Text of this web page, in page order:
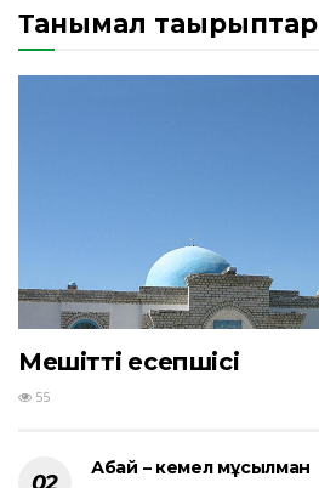
Танымал тақырыптар
Мешіттің есепшісі
55
Абай – кемел мұсылман